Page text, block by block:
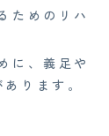
ためのリハ
に、義足や
ります。